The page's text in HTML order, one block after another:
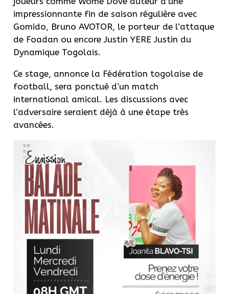
impressionnante fin de saison régulière avec
Gomido, Bruno AVOTOR, le porteur de l’attaque
de Foadan ou encore Justin YERE Justin du
Dynamique Togolais.
Ce stage, annonce la Fédération togolaise de
football, sera ponctué d’un match
international amical. Les discussions avec
l’adversaire seraient déjà à une étape très
avancées.